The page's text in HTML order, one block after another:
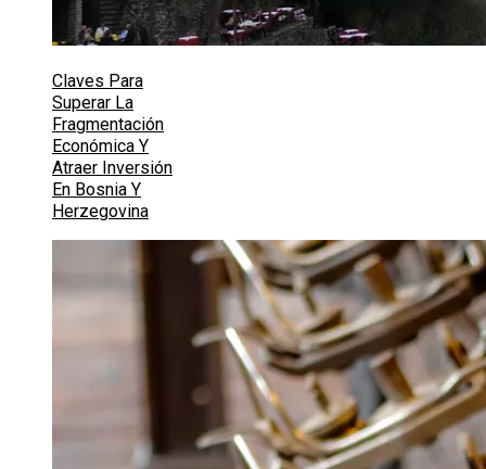
Claves Para
Superar La
Fragmentación
Económica Y
Atraer Inversión
En Bosnia Y
Herzegovina